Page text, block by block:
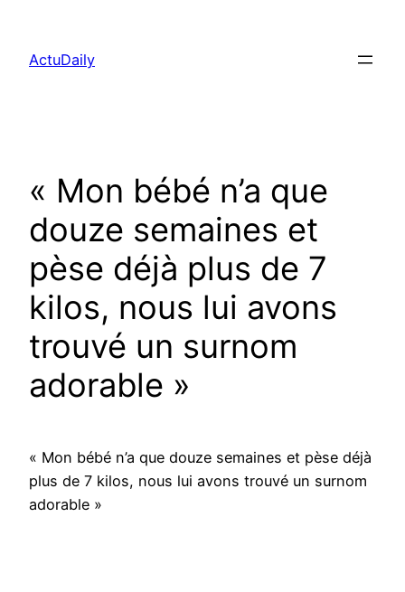
contenu
ActuDaily
« Mon bébé n’a que
douze semaines et
pèse déjà plus de 7
kilos, nous lui avons
trouvé un surnom
adorable »
« Mon bébé n’a que douze semaines et pèse déjà
plus de 7 kilos, nous lui avons trouvé un surnom
adorable »